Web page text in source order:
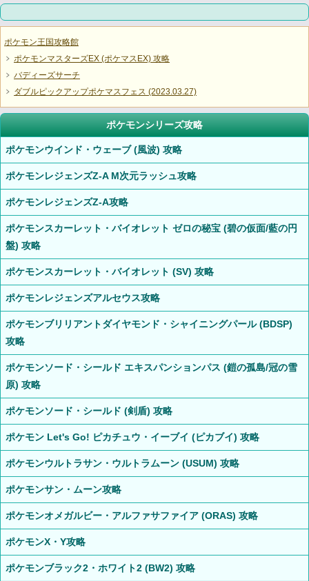
ポケモン王国攻略館
ポケモンマスターズEX (ポケマスEX) 攻略
バディーズサーチ
ダブルピックアップポケマスフェス (2023.03.27)
ポケモンシリーズ攻略
ポケモンウインド・ウェーブ (風波) 攻略
ポケモンレジェンズZ-A M次元ラッシュ攻略
ポケモンレジェンズZ-A攻略
ポケモンスカーレット・バイオレット ゼロの秘宝 (碧の仮面/藍の円
盤) 攻略
ポケモンスカーレット・バイオレット (SV) 攻略
ポケモンレジェンズアルセウス攻略
ポケモンブリリアントダイヤモンド・シャイニングパール (BDSP)
攻略
ポケモンソード・シールド エキスパンションパス (鎧の孤島/冠の雪
原) 攻略
ポケモンソード・シールド (剣盾) 攻略
ポケモン Let's Go! ピカチュウ・イーブイ (ピカブイ) 攻略
ポケモンウルトラサン・ウルトラムーン (USUM) 攻略
ポケモンサン・ムーン攻略
ポケモンオメガルビー・アルファサファイア (ORAS) 攻略
ポケモンX・Y攻略
ポケモンブラック2・ホワイト2 (BW2) 攻略